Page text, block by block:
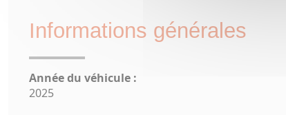
Informations générales
Année du véhicule :
2025